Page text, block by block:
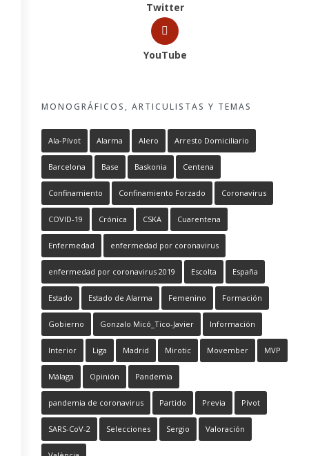
Twitter
YouTube
MONOGRÁFICOS, ARTICULISTAS Y TEMAS
Ala-Pívot Alarma Alero Arresto Domiciliario
Barcelona Base Baskonia Centena
Confinamiento Confinamiento Forzado Coronavirus
COVID-19 Crónica CSKA Cuarentena
Enfermedad enfermedad por coronavirus
enfermedad por coronavirus 2019 Escolta España
Estado Estado de Alarma Femenino Formación
Gobierno Gonzalo Micó_Tico-Javier Información
Interior Liga Madrid Mirotic Movember MVP
Málaga Opinión Pandemia
pandemia de coronavirus Partido Previa Pívot
SARS-CoV-2 Selecciones Sergio Valoración